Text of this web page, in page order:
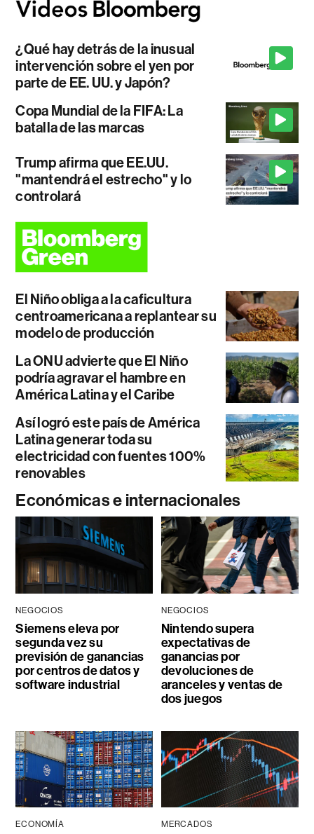
¿Qué hay detrás de la inusual
intervención sobre el yen por
parte de EE. UU. y Japón?
Copa Mundial de la FIFA: La
batalla de las marcas
Trump afirma que EE.UU.
"mantendrá el estrecho" y lo
controlará
El Niño obliga a la caficultura
centroamericana a replantear su
modelo de producción
La ONU advierte que El Niño
podría agravar el hambre en
América Latina y el Caribe
Así logró este país de América
Latina generar toda su
electricidad con fuentes 100%
renovables
Económicas e internacionales
NEGOCIOS
Siemens eleva por
segunda vez su
previsión de ganancias
por centros de datos y
software industrial
NEGOCIOS
Nintendo supera
expectativas de
ganancias por
devoluciones de
aranceles y ventas de
dos juegos
ECONOMÍA MERCADOS